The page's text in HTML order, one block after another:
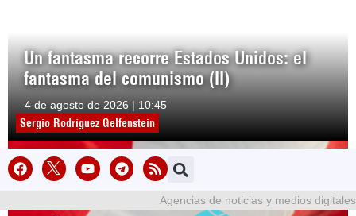
Un fantasma recorre Estados Unidos: el
fantasma del comunismo (II)
4 de agosto de 2026 | 10:45
Sergio Rodríguez Gelfenstein
Agencias de noticias y medios digitales